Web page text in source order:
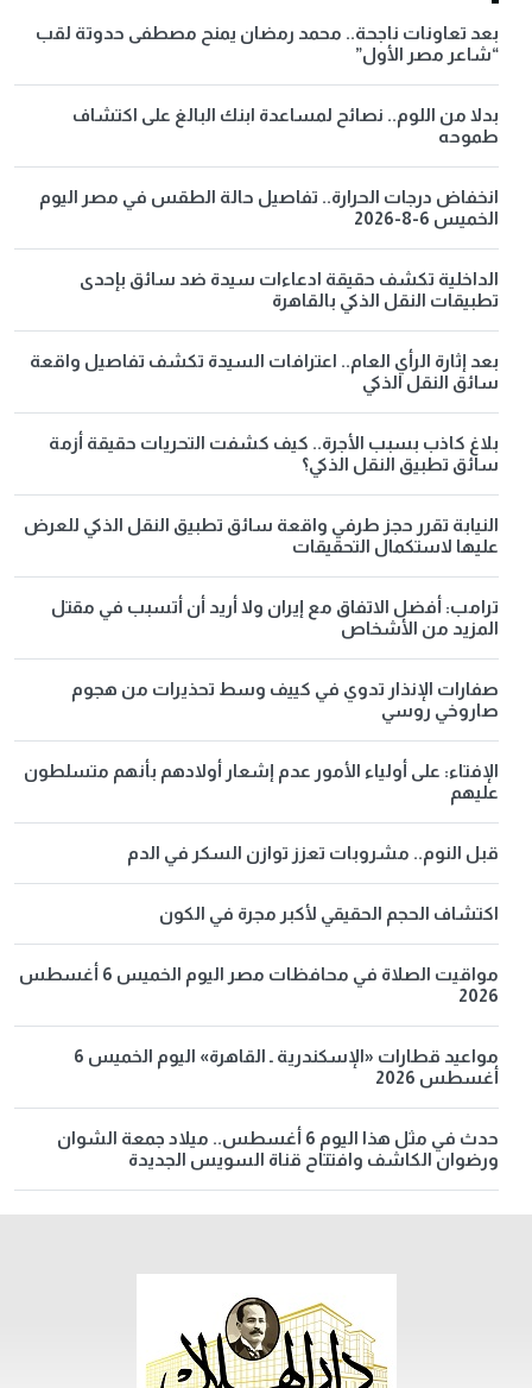
بعد تعاونات ناجحة.. محمد رمضان يمنح مصطفى حدوتة لقب
“شاعر مصر الأول”
بدلا من اللوم.. نصائح لمساعدة ابنك البالغ على اكتشاف
طموحه
انخفاض درجات الحرارة.. تفاصيل حالة الطقس في مصر اليوم
الخميس 6-8-2026
الداخلية تكشف حقيقة ادعاءات سيدة ضد سائق بإحدى
تطبيقات النقل الذكي بالقاهرة
بعد إثارة الرأي العام.. اعترافات السيدة تكشف تفاصيل واقعة
سائق النقل الذكي
بلاغ كاذب بسبب الأجرة.. كيف كشفت التحريات حقيقة أزمة
سائق تطبيق النقل الذكي؟
النيابة تقرر حجز طرفي واقعة سائق تطبيق النقل الذكي للعرض
عليها لاستكمال التحقيقات
ترامب: أفضل الاتفاق مع إيران ولا أريد أن أتسبب في مقتل
المزيد من الأشخاص
صفارات الإنذار تدوي في كييف وسط تحذيرات من هجوم
صاروخي روسي
الإفتاء: على أولياء الأمور عدم إشعار أولادهم بأنهم متسلطون
عليهم
قبل النوم.. مشروبات تعزز توازن السكر في الدم
اكتشاف الحجم الحقيقي لأكبر مجرة في الكون
مواقيت الصلاة في محافظات مصر اليوم الخميس 6 أغسطس
2026
مواعيد قطارات «الإسكندرية ـ القاهرة» اليوم الخميس 6
أغسطس 2026
حدث في مثل هذا اليوم 6 أغسطس.. ميلاد جمعة الشوان
ورضوان الكاشف وافتتاح قناة السويس الجديدة